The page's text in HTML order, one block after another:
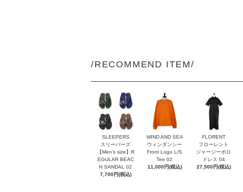
/RECOMMEND ITEM/
SLEEPERS
スリーパーズ
【Men's size】R
EGULAR BEAC
H SANDAL 02
7,700円(税込)
WIND AND SEA
ウィンダンシー
Front Logo L/S
Tee 02
11,000円(税込)
FLORENT
フローレント
ジャージーポロ
ドレス 04
27,500円(税込)